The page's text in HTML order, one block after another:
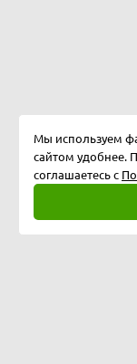
Мы используем
сайтом удобнее.
соглашаетесь с